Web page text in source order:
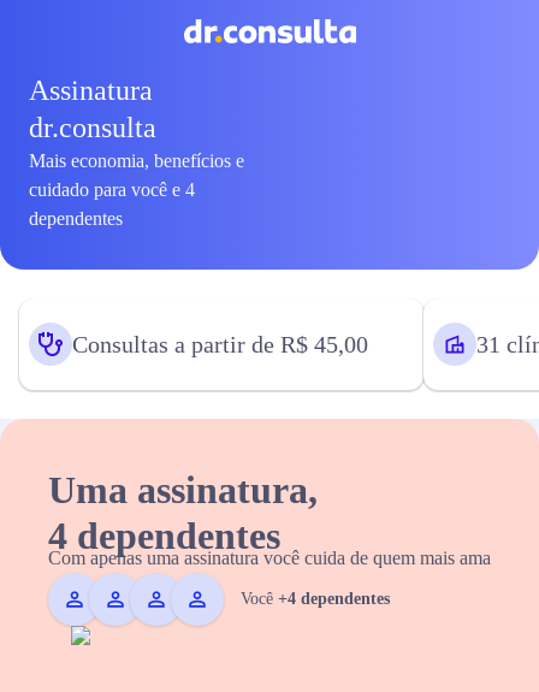
Assinatura
dr.consulta
Mais economia, benefícios e
cuidado para você e 4
dependentes
Consultas a partir de R$ 45,00 31
Uma assinatura,
4 dependentes
Com apenas uma assinatura você cuida de quem mais ama
Você +4 dependentes